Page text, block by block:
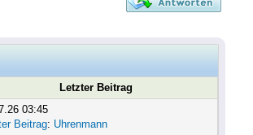
Letzter Beitrag
03:45
Beitrag: Uhrenmann